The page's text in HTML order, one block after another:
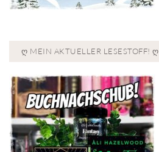
Ღ MEIN AKTUELLER LESESTOFF! Ღ